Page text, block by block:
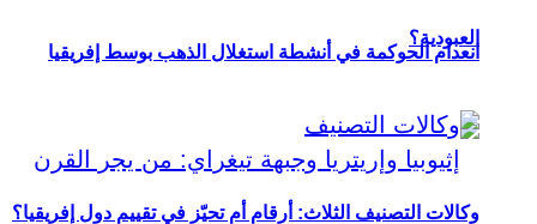
العبودية؟
انعدام الحوكمة في أنشطة استغلال الذهب بوسط إفريقيا
وكالات التصنيف الثلاث: أرقام أم تحيّز في تقييم دول إفريقيا؟